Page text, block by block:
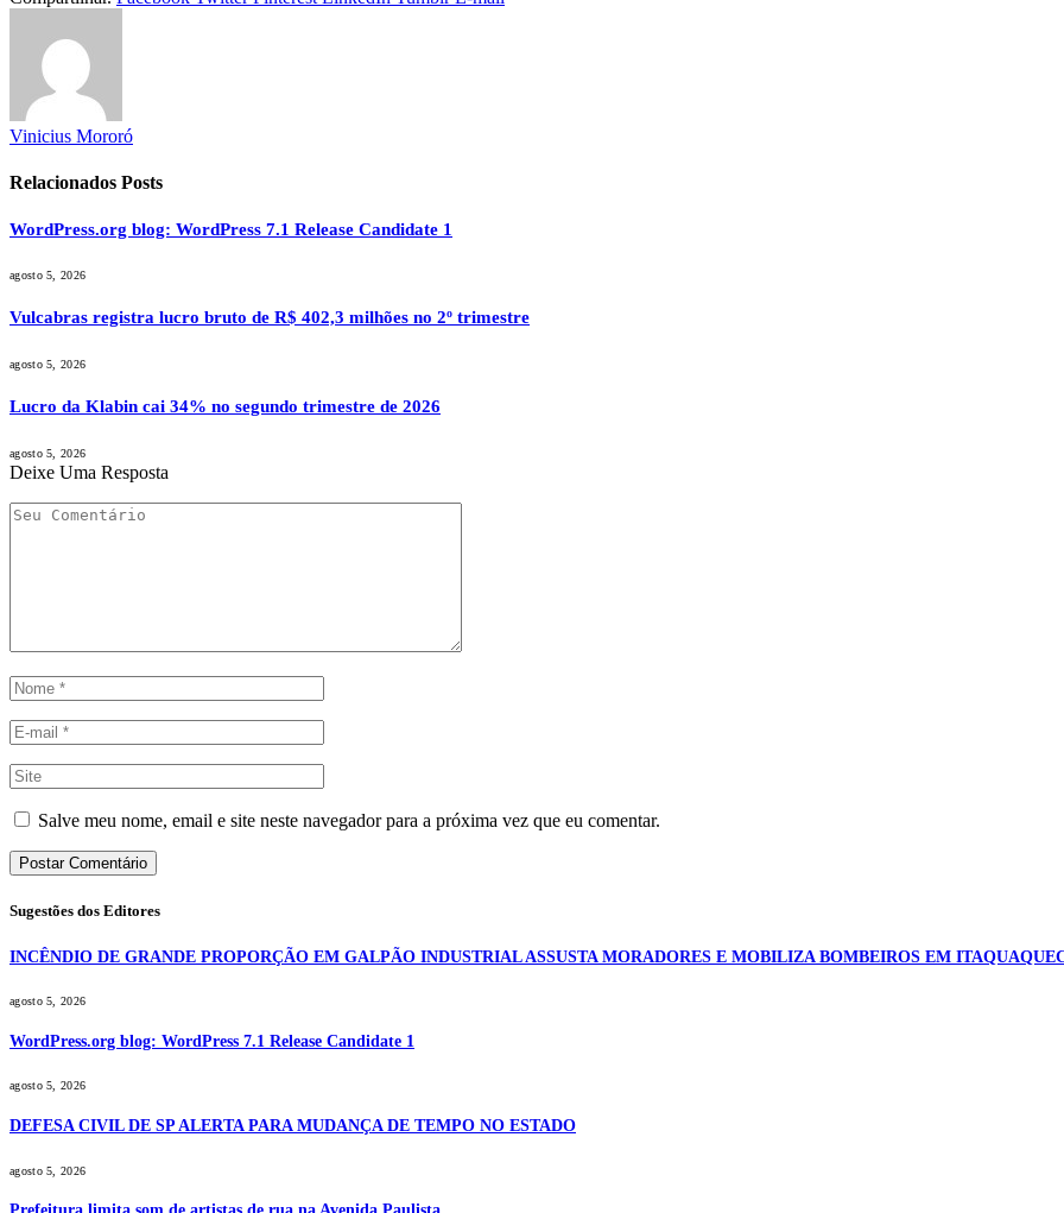
Vinicius Mororó
Relacionados Posts
WordPress.org blog: WordPress 7.1 Release Candidate 1
agosto 5, 2026
Vulcabras registra lucro bruto de R$ 402,3 milhões no 2º trimestre
agosto 5, 2026
Lucro da Klabin cai 34% no segundo trimestre de 2026
agosto 5, 2026
Deixe Uma Resposta
Salve meu nome, email e site neste navegador para a próxima vez que eu comentar.
Sugestões dos Editores
INCÊNDIO DE GRANDE PROPORÇÃO EM GALPÃO INDUSTRIAL ASSUSTA MORADORES E MOBILIZA BOMBEIROS EM
agosto 5, 2026
WordPress.org blog: WordPress 7.1 Release Candidate 1
agosto 5, 2026
DEFESA CIVIL DE SP ALERTA PARA MUDANÇA DE TEMPO NO ESTADO
agosto 5, 2026